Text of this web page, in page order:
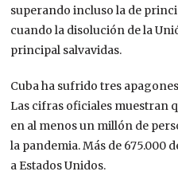
superando incluso la de
cuando la disolución de la
principal salvavidas.
Cuba ha sufrido tres
Las cifras oficiales muestran
en al menos un millón de
la pandemia. Más de 675.000
a Estados Unidos.